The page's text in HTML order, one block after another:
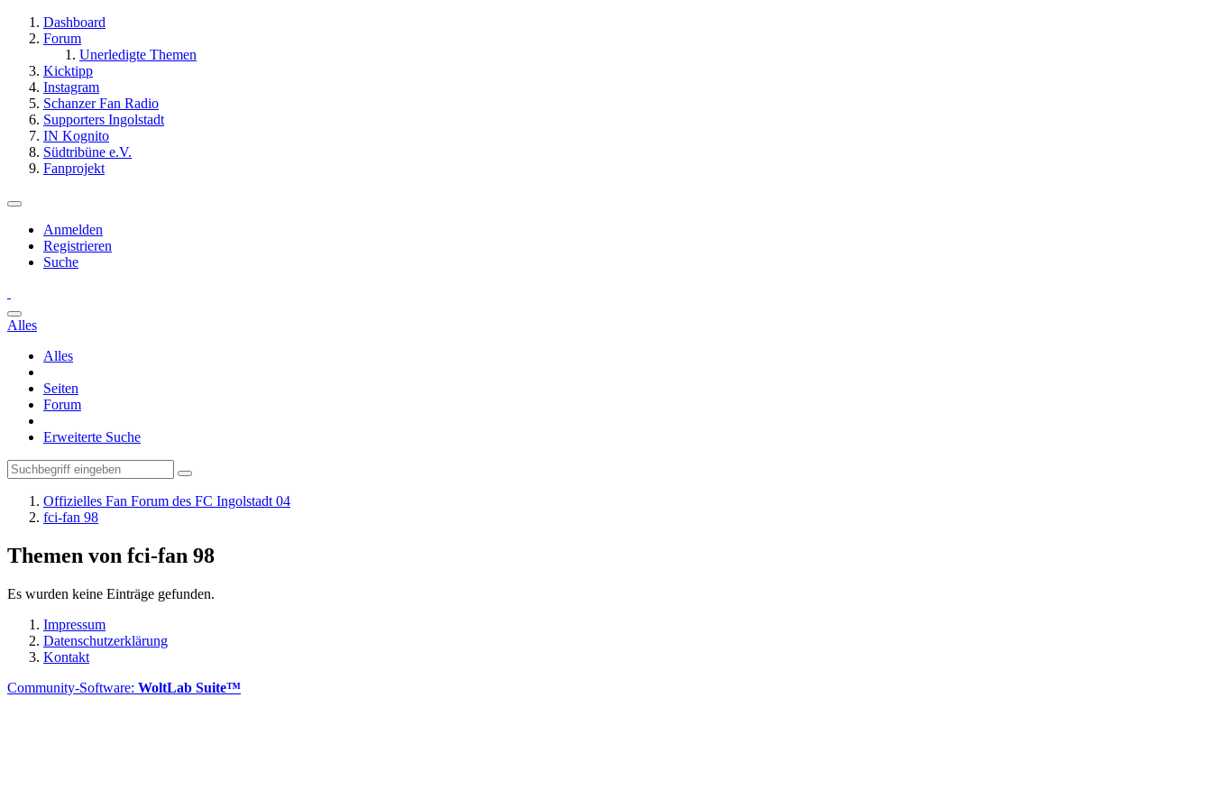
Dashboard
Forum
Unerledigte Themen
Kicktipp
Instagram
Schanzer Fan Radio
Supporters Ingolstadt
IN Kognito
Südtribüne e.V.
Fanprojekt
Anmelden
Registrieren
Suche
Alles
Alles
Seiten
Forum
Erweiterte Suche
Offizielles Fan Forum des FC Ingolstadt 04
fci-fan 98
Themen von fci-fan 98
Es wurden keine Einträge gefunden.
Impressum
Datenschutzerklärung
Kontakt
Community-Software: WoltLab Suite™